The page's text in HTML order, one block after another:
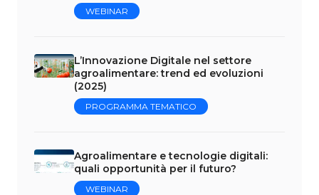
WEBINAR
L’Innovazione Digitale nel settore
agroalimentare: trend ed evoluzioni
(2025)
PROGRAMMA TEMATICO
Agroalimentare e tecnologie digitali:
quali opportunità per il futuro?
WEBINAR